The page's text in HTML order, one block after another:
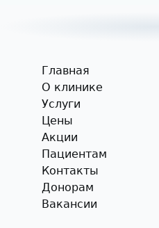
Главная
О клинике
Услуги
Цены
Акции
Пациентам
Контакты
Донорам
Вакансии